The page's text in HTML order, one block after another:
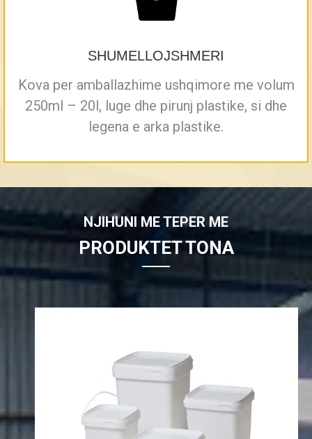
SHUMELLOJSHMERI
Kova per amballazhime ushqimore me volum
250ml – 20l, luge dhe pirunj plastike, si dhe
legena e arka plastike.
NJIHUNI ME TEPER ME
PRODUKTET TONA